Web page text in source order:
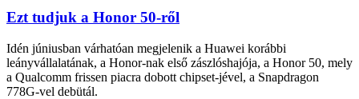
Ezt tudjuk a Honor 50-ről
Idén júniusban várhatóan megjelenik a Huawei korábbi
leányvállalatának, a Honor-nak első zászlóshajója, a Honor 50, mely
a Qualcomm frissen piacra dobott chipset-jével, a Snapdragon
778G-vel debütál.